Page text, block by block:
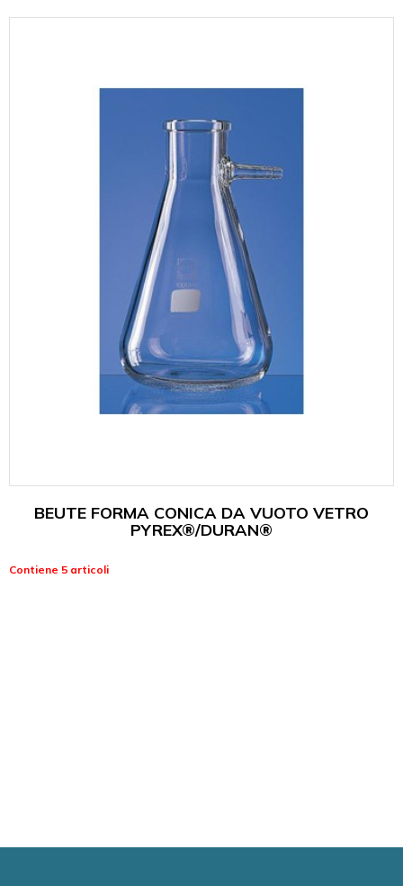
BEUTE FORMA CONICA DA VUOTO VETRO
PYREX®/DURAN®
Contiene 5 articoli